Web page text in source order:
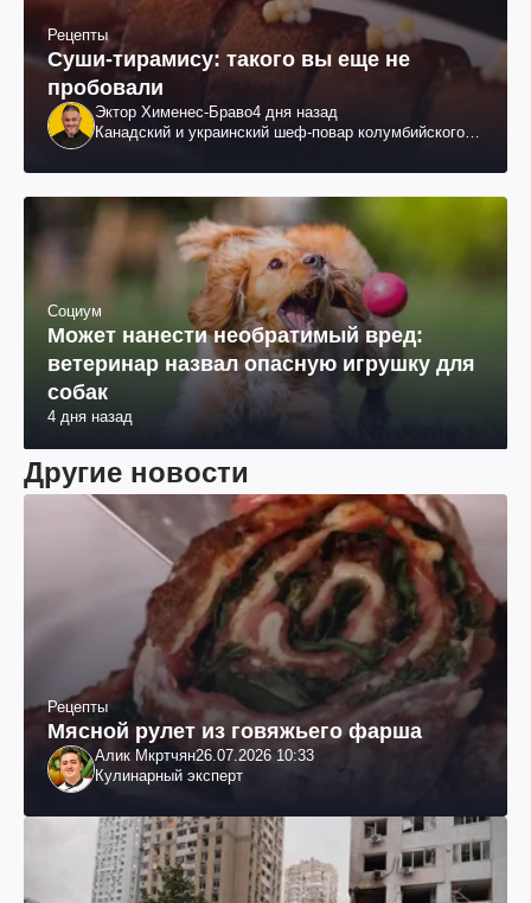
Рецепты
Суши-тирамису: такого вы еще не
пробовали
Эктор Хименес-Браво4 дня назад
Канадский и украинский шеф-повар колумбийского
Социум
Может нанести необратимый вред:
ветеринар назвал опасную игрушку для
собак
4 дня назад
Другие новости
Рецепты
Мясной рулет из говяжьего фарша
Алик Мкртчян26.07.2026 10:33
Кулинарный эксперт